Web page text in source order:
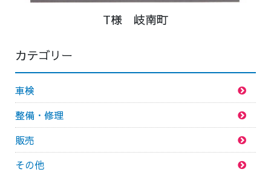
T様 岐南町
カテゴリー
車検
整備・修理
販売
その他